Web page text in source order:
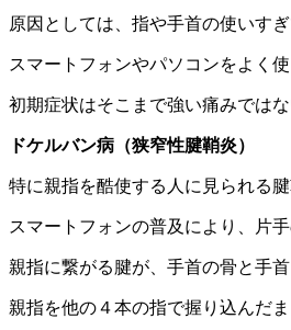
原因としては、指や手首の使いす
スマートフォンやパソコンをよく
初期症状はそこまで強い痛みでは
ドケルバン病（狭窄性腱鞘炎）
特に親指を酷使する人に見られる腱
スマートフォンの普及により、片
親指に繋がる腱が、手首の骨と手
親指を他の４本の指で握り込んだ